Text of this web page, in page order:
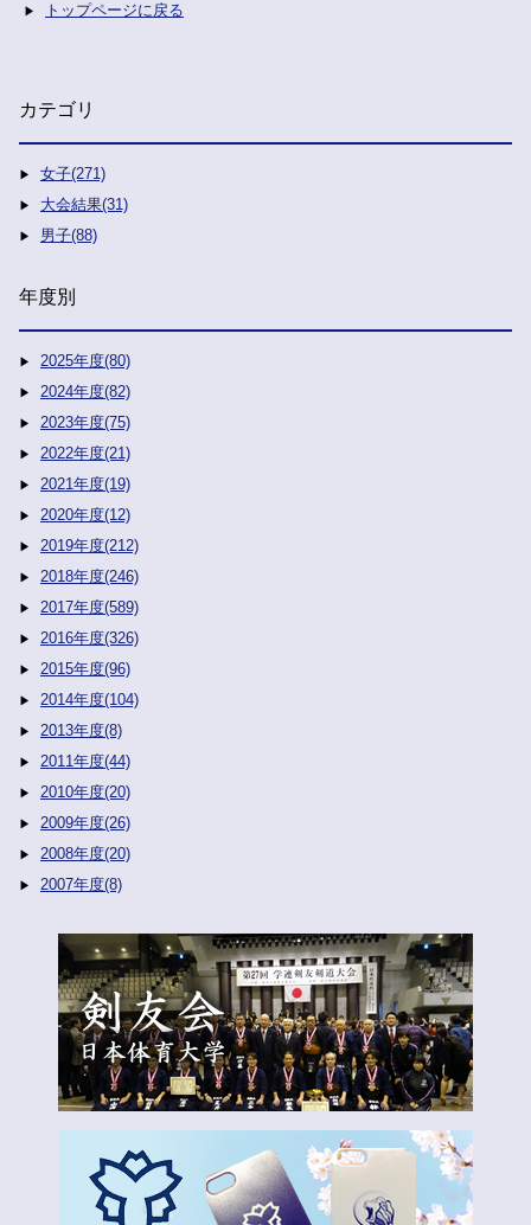
トップページに戻る
カテゴリ
女子(271)
大会結果(31)
男子(88)
年度別
2025年度(80)
2024年度(82)
2023年度(75)
2022年度(21)
2021年度(19)
2020年度(12)
2019年度(212)
2018年度(246)
2017年度(589)
2016年度(326)
2015年度(96)
2014年度(104)
2013年度(8)
2011年度(44)
2010年度(20)
2009年度(26)
2008年度(20)
2007年度(8)